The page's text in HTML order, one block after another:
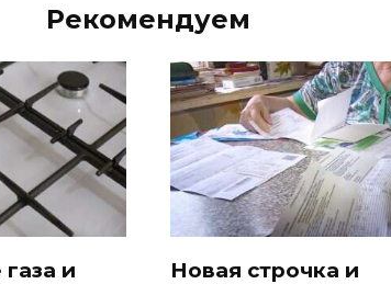
Рекомендуем
и
Новая строчка и